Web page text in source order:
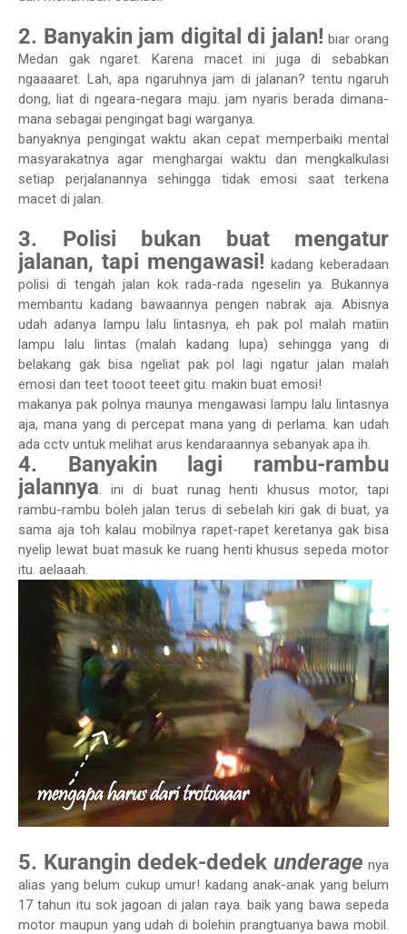
2. Banyakin jam digital di jalan! biar orang
Medan gak ngaret. Karena macet ini juga di sebabkan
ngaaaaret. Lah, apa ngaruhnya jam di jalanan? tentu ngaruh
dong, liat di ngeara-negara maju. jam nyaris berada dimana-
mana sebagai pengingat bagi warganya.
banyaknya pengingat waktu akan cepat memperbaiki mental
masyarakatnya agar menghargai waktu dan mengkalkulasi
setiap perjalanannya sehingga tidak emosi saat terkena
macet di jalan.
3. Polisi bukan buat mengatur
jalanan, tapi mengawasi! kadang keberadaan
polisi di tengah jalan kok rada-rada ngeselin ya. Bukannya
membantu kadang bawaannya pengen nabrak aja. Abisnya
udah adanya lampu lalu lintasnya, eh pak pol malah matiin
lampu lalu lintas (malah kadang lupa) sehingga yang di
belakang gak bisa ngeliat pak pol lagi ngatur jalan malah
emosi dan teet tooot teeet gitu. makin buat emosi!
makanya pak polnya maunya mengawasi lampu lalu lintasnya
aja, mana yang di percepat mana yang di perlama. kan udah
ada cctv untuk melihat arus kendaraannya sebanyak apa ih.
4. Banyakin lagi rambu-rambu
jalannya. ini di buat runag henti khusus motor, tapi
rambu-rambu boleh jalan terus di sebelah kiri gak di buat, ya
sama aja toh kalau mobilnya rapet-rapet keretanya gak bisa
nyelip lewat buat masuk ke ruang henti khusus sepeda motor
itu. aelaaah.
5. Kurangin dedek-dedek underage nya
alias yang belum cukup umur! kadang anak-anak yang belum
17 tahun itu sok jagoan di jalan raya. baik yang bawa sepeda
motor maupun yang udah di bolehin prangtuanya bawa mobil.